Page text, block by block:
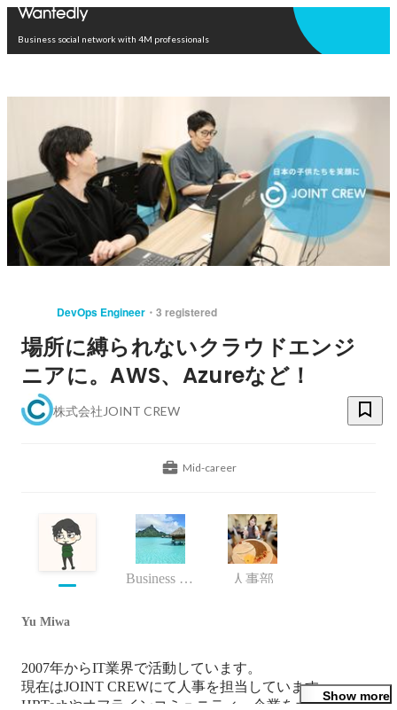
Business social network with 4M professionals
DevOps Engineer 3 registered
場所に縛られないクラウドエンジ
ニアに。AWS、Azureなど！
株式会社JOINT CREW
Mid-career
Business (Finance, HR etc.) 人事部
Yu Miwa
2007年からIT業界で活動しています。
現在はJOINT CREWにて人事を担当しています。
HRTechやオフラインコミュニティ、企業をオープンソー
Show more